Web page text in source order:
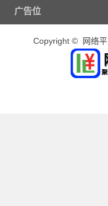
广告位
Copyright © 网络